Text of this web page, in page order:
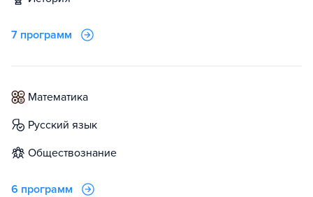
7 программ
математика
русский язык
обществознание
6 программ